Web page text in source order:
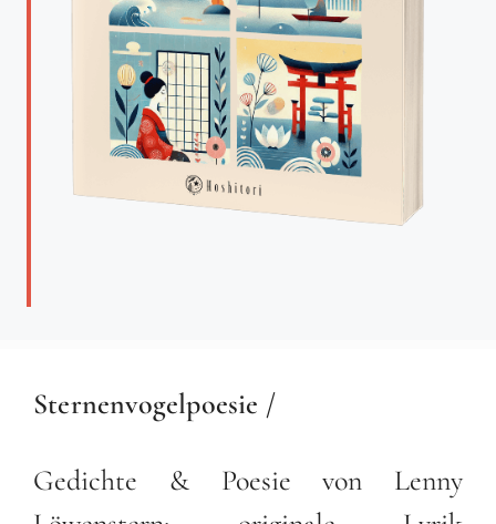
Sternenvogelpoesie /
Gedichte & Poesie von Lenny